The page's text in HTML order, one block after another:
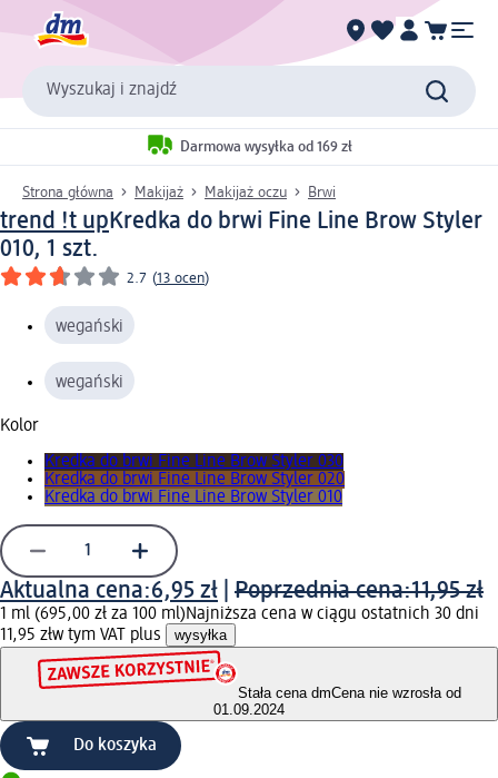
Wyszukaj i znajdź
Darmowa wysyłka od 169 zł
Strona główna Makijaż Makijaż oczu Brwi
trend !t up Kredka do brwi Fine Line Brow Styler
010, 1 szt.
2.7 (13 ocen)
wegański
wegański
Kolor
Kredka do brwi Fine Line Brow Styler 030
Kredka do brwi Fine Line Brow Styler 020
Kredka do brwi Fine Line Brow Styler 010
Aktualna cena:6,95 zł Poprzednia cena:11,95 zł
1 ml (695,00 zł za 100 ml)Najniższa cena w ciągu ostatnich 30 dni
11,95 złw tym VAT plus wysyłka
Stała cena dmCena nie wzrosła od
01.09.2024
Do koszyka